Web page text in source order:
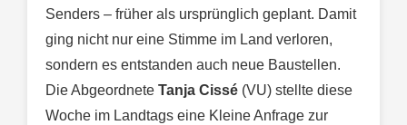
Senders – früher als ursprünglich geplant. Damit
ging nicht nur eine Stimme im Land verloren,
sondern es entstanden auch neue Baustellen.
Die Abgeordnete Tanja Cissé (VU) stellte diese
Woche im Landtags eine Kleine Anfrage zur